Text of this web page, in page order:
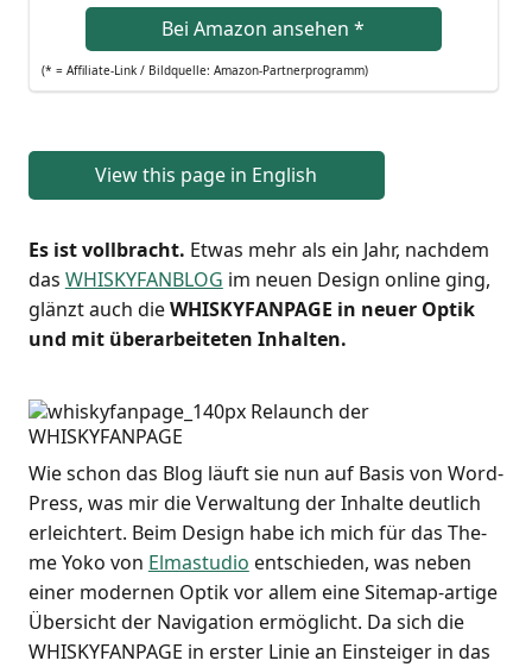
Bei Ama­zon anse­hen*
(* = Affi­lia­te-Link / Bild­quel­le: Amazon-Partnerprogramm)
View this page in English
Es ist voll­bracht. Etwas mehr als ein Jahr, nach­dem
das WHISKYFANBLOG im neu­en Design online ging,
glänzt auch dieWHISKYFANPAGE in neu­er Optik
und mit über­ar­bei­te­ten Inhalten.
Wie schon das Blog läuft sie nun auf Basis von Word­
Press, was mir die Ver­wal­tung der Inhal­te deut­lich
erleich­tert. Beim Design habe ich mich für das The­
me Yoko von Elma­stu­dio ent­schie­den, was neben
einer moder­nen Optik vor allem eine Site­map-arti­ge
Über­sicht der Navi­ga­ti­on ermög­licht. Da sich die
WHISKYFANPAGE in ers­ter Linie an Ein­stei­ger in das